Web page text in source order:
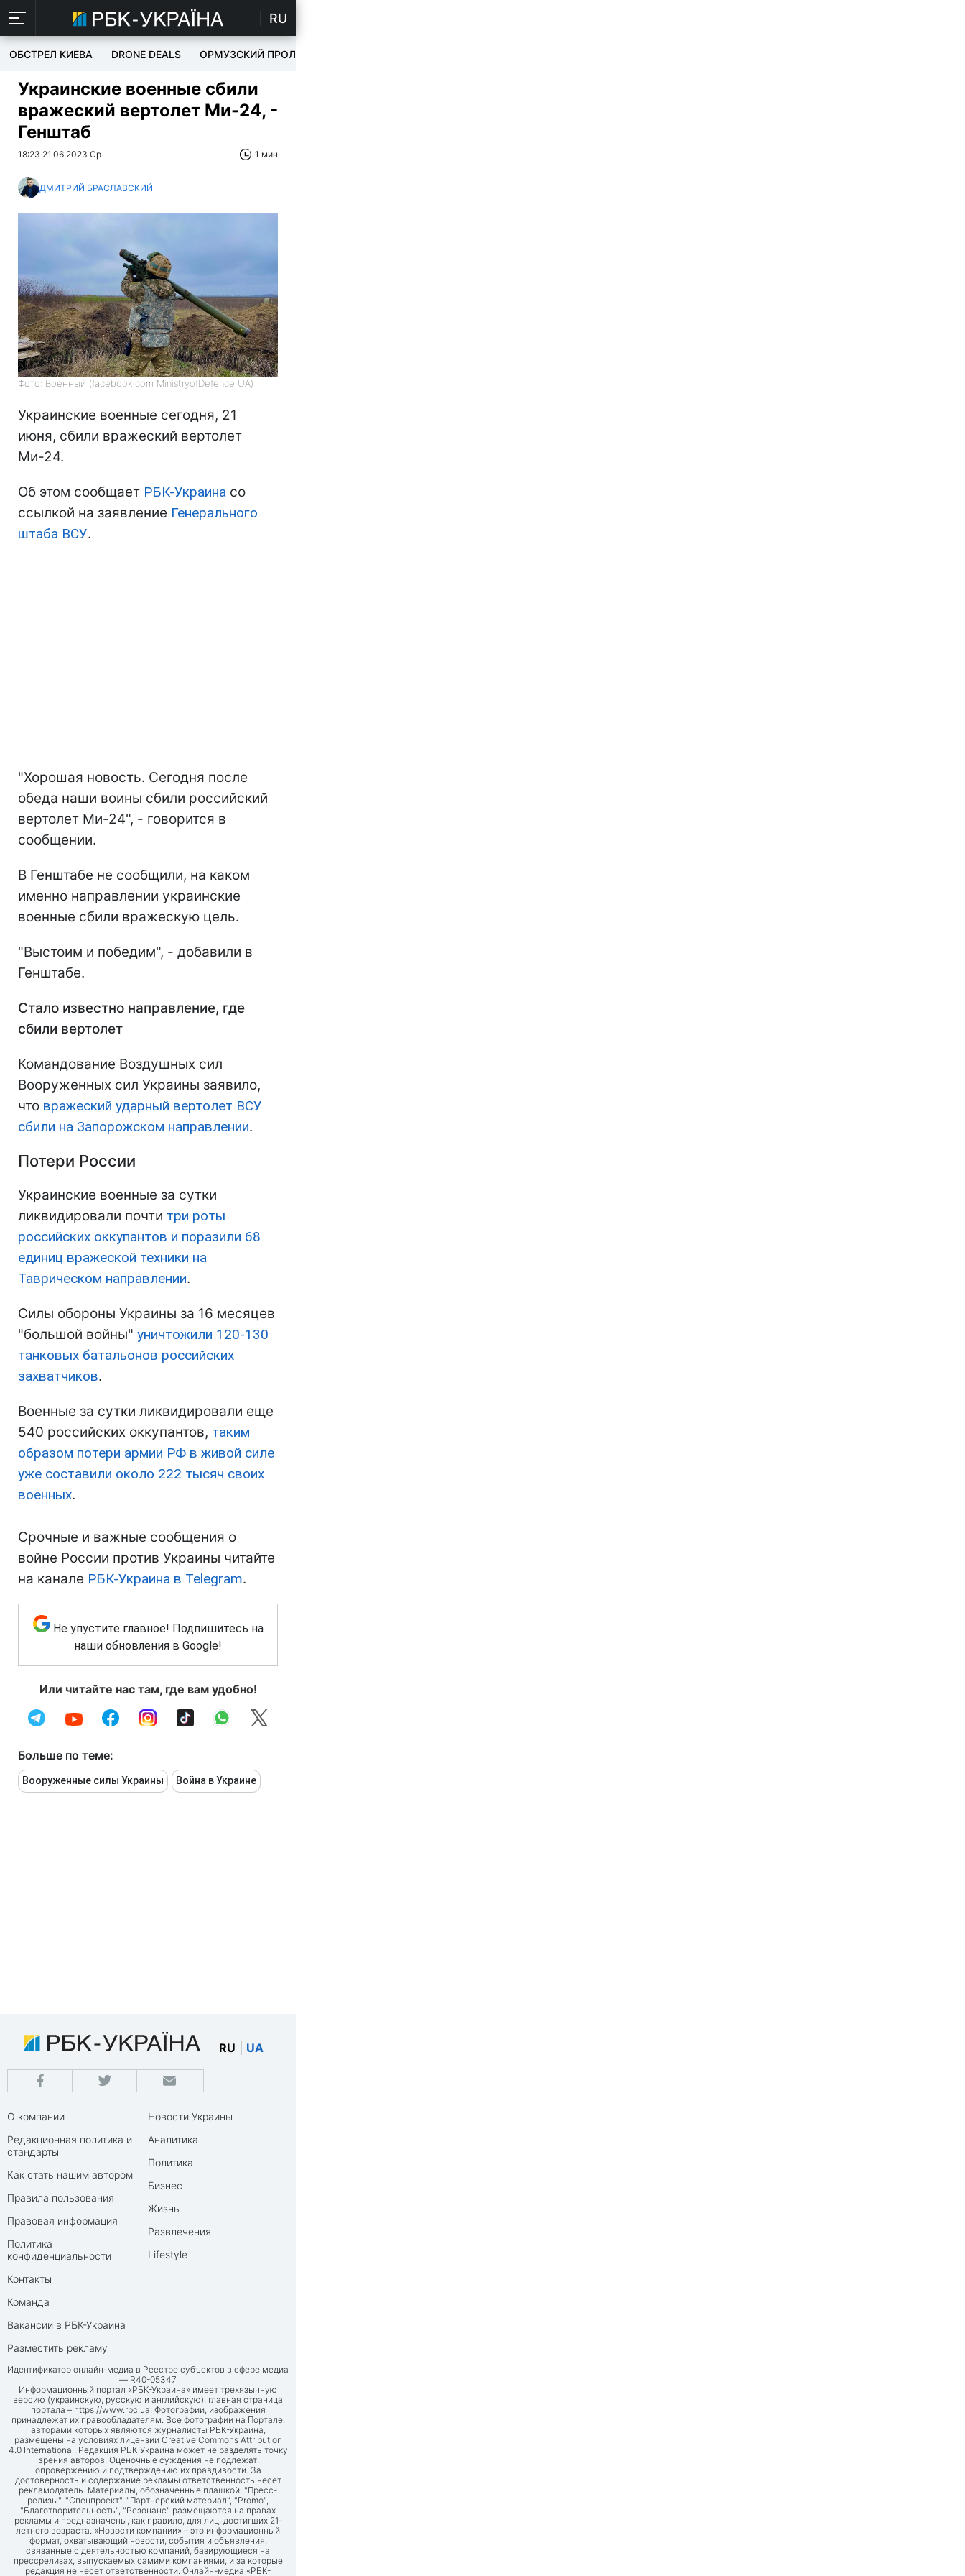
RU
ОБСТРЕЛ КИЕВА DRONE DEALS ОРМУЗСКИЙ ПРОЛИВ
Украинские военные сбили
вражеский вертолет Ми-24, -
Генштаб
18:23 21.06.2023 Ср 1 мин
ДМИТРИЙ БРАСЛАВСКИЙ
Фото: Военный (facebook com MinistryofDefence UA)
Украинские военные сегодня, 21
июня, сбили вражеский вертолет
Ми-24.
Об этом сообщает РБК-Украина со
ссылкой на заявление Генерального
штаба ВСУ.
"Хорошая новость. Сегодня после
обеда наши воины сбили российский
вертолет Ми-24", - говорится в
сообщении.
В Генштабе не сообщили, на каком
именно направлении украинские
военные сбили вражескую цель.
"Выстоим и победим", - добавили в
Генштабе.
Стало известно направление, где
сбили вертолет
Командование Воздушных сил
Вооруженных сил Украины заявило,
что вражеский ударный вертолет ВСУ
сбили на Запорожском направлении.
Потери России
Украинские военные за сутки
ликвидировали почти три роты
российских оккупантов и поразили 68
единиц вражеской техники на
Таврическом направлении.
Силы обороны Украины за 16 месяцев
"большой войны" уничтожили 120-130
танковых батальонов российских
захватчиков.
Военные за сутки ликвидировали еще
540 российских оккупантов, таким
образом потери армии РФ в живой силе
уже составили около 222 тысяч своих
военных.
Срочные и важные сообщения о
войне России против Украины читайте
на канале РБК-Украина в Telegram.
Не упустите главное! Подпишитесь на
наши обновления в Google!
Или читайте нас там, где вам удобно!
Больше по теме:
Вооруженные силы Украины Война в Украине
RU UA
О компании
Редакционная политика и
стандарты
Как стать нашим автором
Правила пользования
Правовая информация
Политика
конфиденциальности
Контакты
Команда
Вакансии в РБК-Украина
Разместить рекламу
Новости Украины
Аналитика
Политика
Бизнес
Жизнь
Развлечения
Lifestyle
Идентификатор онлайн-медиа в Реестре субъектов в сфере медиа
— R40-05347
Информационный портал «РБК-Украина» имеет трехязычную
версию (украинскую, русскую и английскую), главная страница
портала – https://www.rbc.ua. Фотографии, изображения
принадлежат их правообладателям. Все фотографии на Портале,
авторами которых являются журналисты РБК-Украина,
размещены на условиях лицензии Creative Commons Attribution
4.0 International. Редакция РБК-Украина может не разделять точку
зрения авторов. Оценочные суждения не подлежат
опровержению и подтверждению их правдивости. За
достоверность и содержание рекламы ответственность несет
рекламодатель. Материалы, обозначенные плашкой: "Пресс-
релизы", "Спецпроект", "Партнерский материал", "Promo",
"Благотворительность", "Резонанс" размещаются на правах
рекламы и предназначены, как правило, для лиц, достигших 21-
летнего возраста. «Новости компании» – это информационный
формат, охватывающий новости, события и объявления,
связанные с деятельностью компаний, базирующиеся на
прессрелизах, выпускаемых самими компаниями, и за которые
редакция не несет ответственности. Онлайн-медиа «РБК-